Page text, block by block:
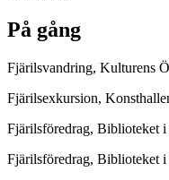
På gång
Fjärilsvandring, Kulturens
Fjärilsexkursion,
Fjärilsföredrag, Biblioteket
Fjärilsföredrag, Biblioteket